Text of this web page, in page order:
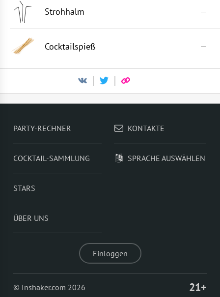
Strohhalm —
Cocktailspieß —
PARTY-RECHNER
COCKTAIL-SAMMLUNG
STARS
ÜBER UNS
KONTAKTE
SPRACHE AUSWÄHLEN
Einloggen
© Inshaker.com 2026 21+